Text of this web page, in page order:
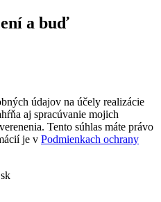
a buď
údajov na účely realizácie
aj spracúvanie mojich
Tento súhlas máte právo
je v Podmienkach ochrany